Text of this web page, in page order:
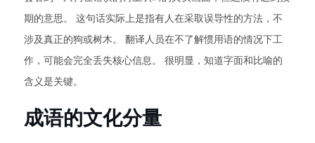
期的意思。 这句话实际上是指有人在采取误导性的方法，不
涉及真正的狗或树木。 翻译人员在不了解惯用语的情况下工
作，可能会完全丢失核心信息。 很明显，知道字面和比喻的
含义是关键。
成语的文化分量